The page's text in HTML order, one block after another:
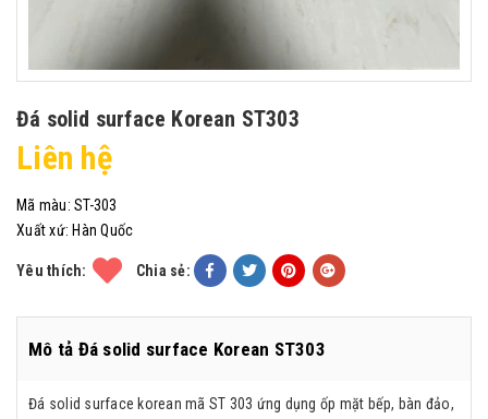
Đá solid surface Korean ST303
Liên hệ
Mã màu: ST-303
Xuất xứ: Hàn Quốc
Yêu thích: Chia sẻ:
Mô tả Đá solid surface Korean ST303
Đá solid surface korean mã ST 303 ứng dụng ốp mặt bếp, bàn đảo,